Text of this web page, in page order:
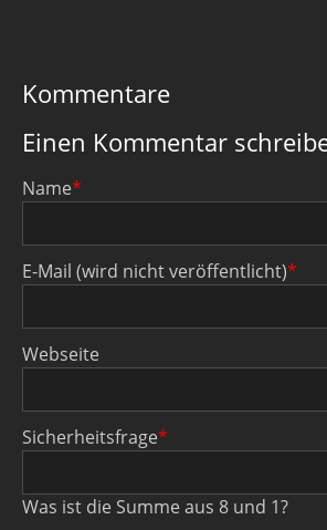
Kommentare
Einen Kommentar
Pflichtfeld
Name*
Pflichtfeld
E-Mail (wird nicht veröffentlicht)*
Webseite
Pflichtfeld
Sicherheitsfrage*
Was ist die Summe aus 8 und 1?